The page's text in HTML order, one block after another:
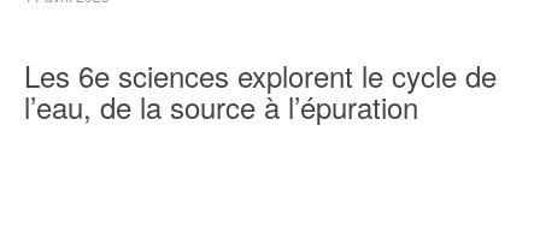
Les 6e sciences explorent le cycle de
l’eau, de la source à l’épuration